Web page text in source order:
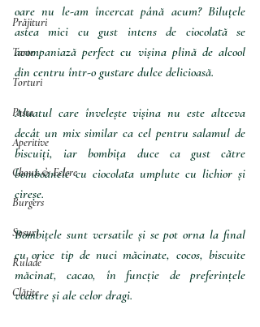
Prăjituri
Tarte
Torturi
Pasta
Aperitive
Choux & Eclere
Burgers
Sosuri
Rulade
Clătite
oare nu le-am încercat până acum? Biluțele
astea mici cu gust intens de ciocolată se
acompaniază perfect cu vișina plină de alcool
din centru într-o gustare dulce delicioasă.
Aluatul care învelește vișina nu este altceva
decât un mix similar ca cel pentru salamul de
biscuiți, iar bombița duce ca gust către
bomboanele cu ciocolata umplute cu lichior și
cireșe.
Bombițele sunt versatile și se pot orna la final
cu orice tip de nuci măcinate, cocos, biscuite
măcinat, cacao, în funcție de preferințele
voastre și ale celor dragi.